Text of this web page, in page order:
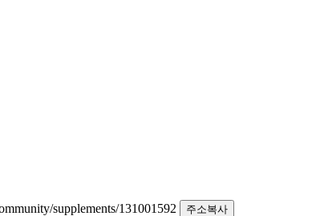
supplements/131001592
주소복사